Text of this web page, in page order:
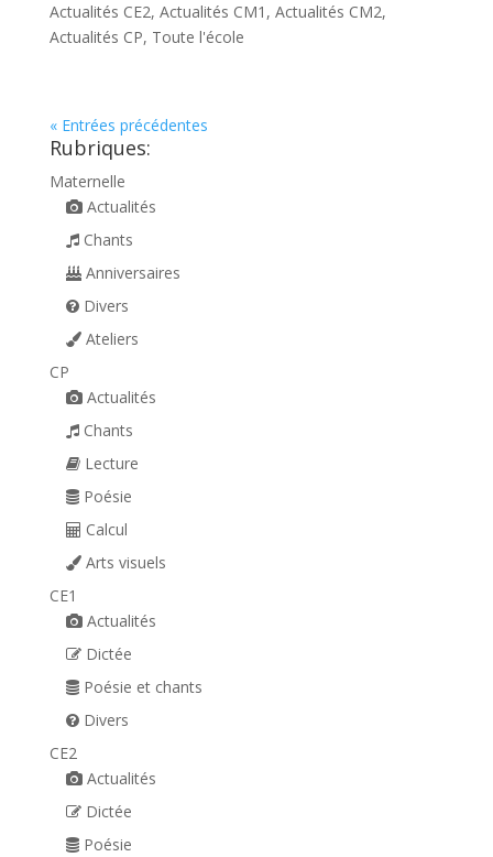
Actualités CE2, Actualités CM1 , Actualités CM2,
Actualités CP, Toute l'école
« Entrées précédentes
Rubriques:
Maternelle
Actualités
Chants
Anniversaires
Divers
Ateliers
CP
Actualités
Chants
Lecture
Poésie
Calcul
Arts visuels
CE1
Actualités
Dictée
Poésie et chants
Divers
CE2
Actualités
Dictée
Poésie